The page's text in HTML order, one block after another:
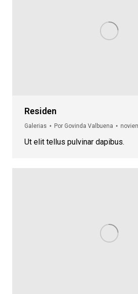
Residen
Galerias Por Govinda Valbuena
Ut elit tellus pulvinar dapibus.